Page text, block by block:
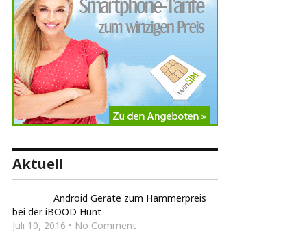
Aktuell
Android Geräte zum Hammerpreis
bei der iBOOD Hunt
Juli 10, 2016 • No Comment